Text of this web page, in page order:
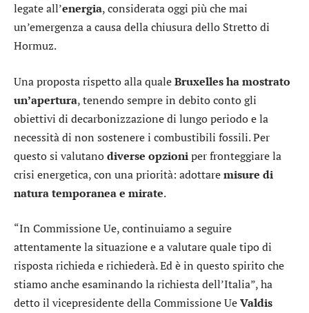
legate all’energia, considerata oggi più che mai
un’emergenza a causa della chiusura dello Stretto di
Hormuz.
Una proposta rispetto alla qualeBruxelles ha mostrato
un’apertura, tenendo sempre in debito conto gli
obiettivi di decarbonizzazione di lungo periodo e la
necessità di non sostenere i combustibili fossili. Per
questo si valutanodiverse opzioniper fronteggiare la
crisi energetica, con una priorità: adottaremisure di
natura temporanea e mirate.
“In Commissione Ue, continuiamo a seguire
attentamente la situazione e a valutare quale tipo di
risposta richieda e richiederà. Ed è in questo spirito che
stiamo anche esaminando la richiesta dell’Italia”, ha
detto il vicepresidente della Commissione UeValdis